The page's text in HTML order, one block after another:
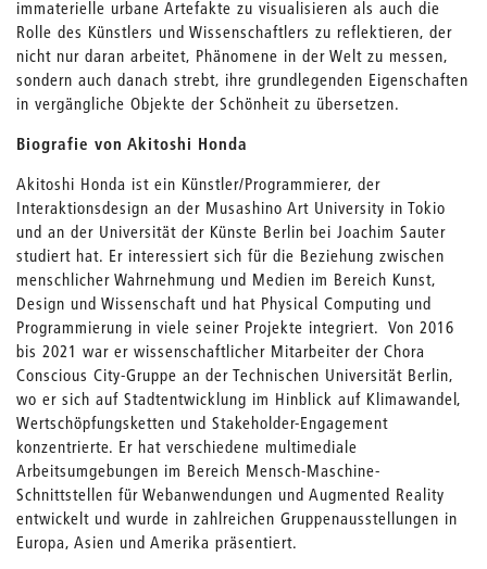
immaterielle urbane Artefakte zu visualisieren als auch die
Rolle des Künstlers und Wissenschaftlers zu reflektieren, der
nicht nur daran arbeitet, Phänomene in der Welt zu messen,
sondern auch danach strebt, ihre grundlegenden Eigenschaften
in vergängliche Objekte der Schönheit zu übersetzen.
Biografie von Akitoshi Honda
Akitoshi Honda ist ein Künstler/Programmierer, der
Interaktionsdesign an der Musashino Art University in Tokio
und an der Universität der Künste Berlin bei Joachim Sauter
studiert hat. Er interessiert sich für die Beziehung zwischen
menschlicher Wahrnehmung und Medien im Bereich Kunst,
Design und Wissenschaft und hat Physical Computing und
Programmierung in viele seiner Projekte integriert. Von 2016
bis 2021 war er wissenschaftlicher Mitarbeiter der Chora
Conscious City-Gruppe an der Technischen Universität Berlin,
wo er sich auf Stadtentwicklung im Hinblick auf Klimawandel,
Wertschöpfungsketten und Stakeholder-Engagement
konzentrierte. Er hat verschiedene multimediale
Arbeitsumgebungen im Bereich Mensch-Maschine-
Schnittstellen für Webanwendungen und Augmented Reality
entwickelt und wurde in zahlreichen Gruppenausstellungen in
Europa, Asien und Amerika präsentiert.